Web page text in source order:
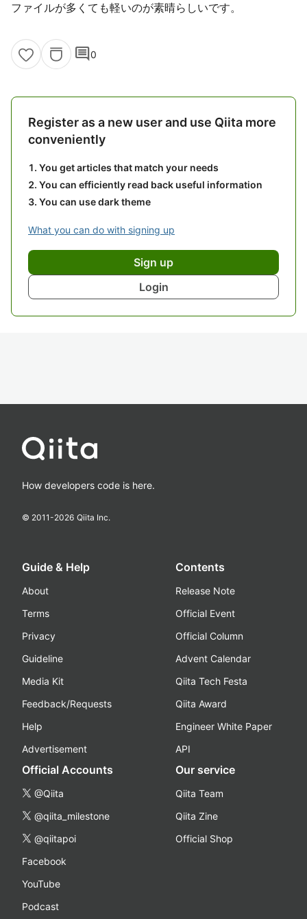
ファイルが多くても軽いのが素晴らしいです。
comment0
Register as a new user and use Qiita more
conveniently
You get articles that match your needs
You can efficiently read back useful information
You can use dark theme
What you can do with signing up
Sign up
Login
How developers code is here.
© 2011-2026 Qiita Inc.
Guide & Help
About
Terms
Privacy
Guideline
Media Kit
Feedback/Requests
Help
Advertisement
Contents
Release Note
Official Event
Official Column
Advent Calendar
Qiita Tech Festa
Qiita Award
Engineer White Paper
API
Official Accounts
@Qiita
@qiita_milestone
@qiitapoi
Facebook
YouTube
Podcast
Our service
Qiita Team
Qiita Zine
Official Shop